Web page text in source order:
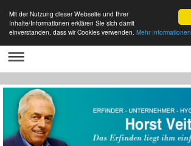
Mit der Nutzung dieser Webseite und Ihrer
Inhalte/Informationen erklären Sie sich damit
einverstanden, dass wir Cookies verwenden. Mehr Informationen